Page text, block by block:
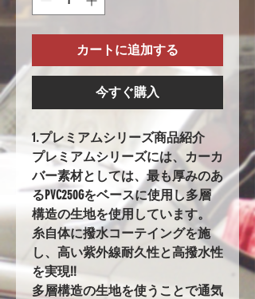
カートに追加する
今すぐ購入
1.プレミアムシリーズ商品紹介
プレミアムシリーズには、カーカ
バー素材としては、最も厚みのあ
るPVC250Gをベースに使用し多層
構造の生地を使用しています。
糸自体に撥水コーテイングを施
し、高い紫外線耐久性と高撥水性
を実現!!
多層構造の生地を使うことで通気